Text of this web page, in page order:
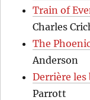
Train of
Charles
The
Anderson
Derrière les
Parrott